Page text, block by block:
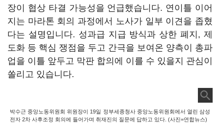
장이 협상 타결 가능성을 언급했습니다. 연이틀 이어
지는 마라톤 회의 과정에서 노사가 일부 이견을 좁혔
다는 설명입니다. 성과급 지급 방식과 상한 폐지, 제
도화 등 핵심 쟁점을 두고 간극을 보여온 양측이 총파
업을 이틀 앞두고 막판 합의에 이를 수 있을지 관심이
쏠리고 있습니다.
박수근 중앙노동위원회 위원장이 19일 정부세종청사 중앙노동위원회에서 열린 삼성
전자 2차 사후조정 회의에 들어가며 취재진의 질문에 답하고 있다. (사진=연합뉴스)